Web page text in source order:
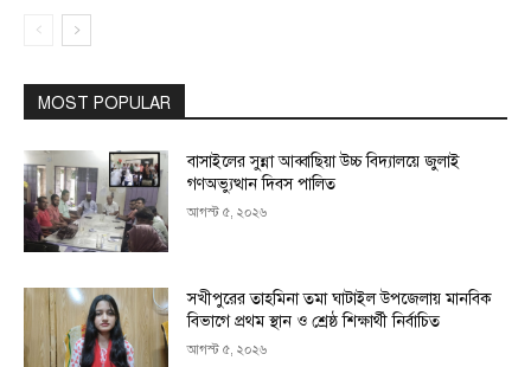
MOST POPULAR
বাসাইলের সুন্না আব্বাছিয়া উচ্চ বিদ্যালয়ে জুলাই
গণঅভ্যুত্থান দিবস পালিত
আগস্ট ৫, ২০২৬
সখীপুরের তাহমিনা তমা ঘাটাইল উপজেলায় মানবিক
বিভাগে প্রথম স্থান ও শ্রেষ্ঠ শিক্ষার্থী নির্বাচিত
আগস্ট ৫, ২০২৬